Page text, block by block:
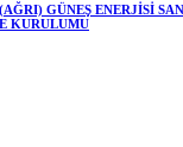
GÜNEŞ ENERJİSİ
KURULUMU